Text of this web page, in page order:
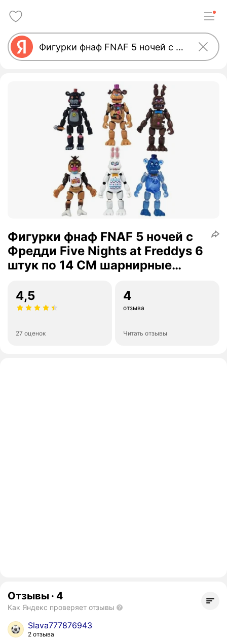
Фигурки фнаф FNAF 5 ночей с
Фредди Five Nights at Freddys 6
штук по 14 СМ шарнирные
4,5
27 оценок
4
отзыва
Читать отзывы
Отзывы · 4
Как Яндекс проверяет отзывы
Slava777876943
2 отзыва